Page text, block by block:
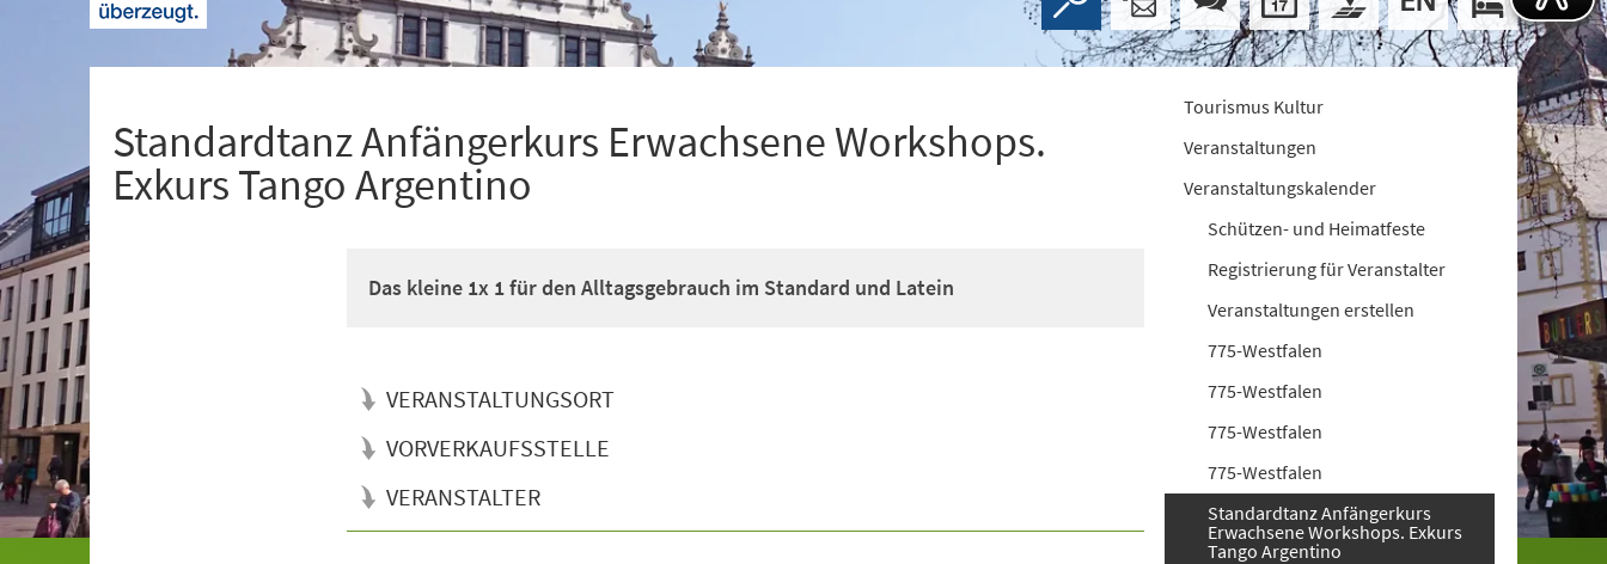
Standardtanz Anfängerkurs Erwachsene Workshops.
Exkurs Tango Argentino
Das kleine 1x 1 für den Alltagsgebrauch im Standard und Latein
VERANSTALTUNGSORT
VORVERKAUFSSTELLE
VERANSTALTER
Tourismus Kultur
Veranstaltungen
Veranstaltungskalender
Schützen- und Heimatfeste
Registrierung für Veranstalter
Veranstaltungen erstellen
775-Westfalen
775-Westfalen
775-Westfalen
775-Westfalen
Standardtanz Anfängerkurs
Erwachsene Workshops. Exkurs
Tango Argentino